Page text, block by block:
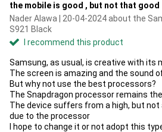
the mobile is good , but not that good
Nader Alawa | 20-04-2024 about the
S921 Black
I recommend this product
Samsung, as usual, is creative with its
The screen is amazing and the sound
But why not use the best processors?
The Snapdragon processor remains
The device suffers from a high, but
due to the processor
I hope to change it or not adopt this